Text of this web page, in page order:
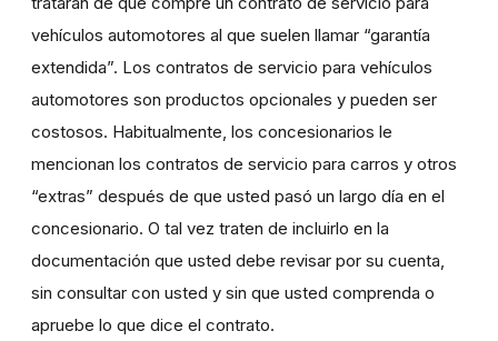
vehículos automotores al que suelen llamar “garantía
extendida”. Los contratos de servicio para vehículos
automotores son productos opcionales y pueden ser
costosos. Habitualmente, los concesionarios le
mencionan los contratos de servicio para carros y otros
“extras” después de que usted pasó un largo día en el
concesionario. O tal vez traten de incluirlo en la
documentación que usted debe revisar por su cuenta,
sin consultar con usted y sin que usted comprenda o
apruebe lo que dice el contrato.